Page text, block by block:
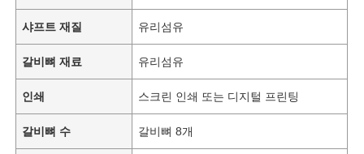
샤프트 재질 유리섬유
갈비뼈 재료 유리섬유
인쇄 스크린 인쇄 또는 디지털 프린팅
갈비뼈 수 갈비뼈 8개